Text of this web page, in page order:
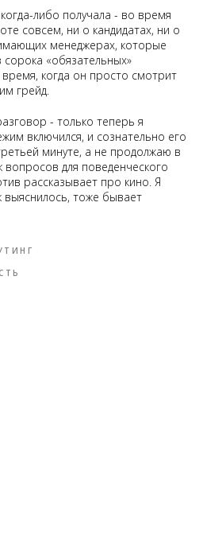
либо получала - во время
совсем, ни о кандидатах, ни о
менеджерах, которые
сорока «обязательных»
когда он просто смотрит
грейд.
- только теперь я
включился, и сознательно его
минуте, а не продолжаю в
вопросов для поведенческого
рассказывает про кино. Я
выяснилось, тоже бывает